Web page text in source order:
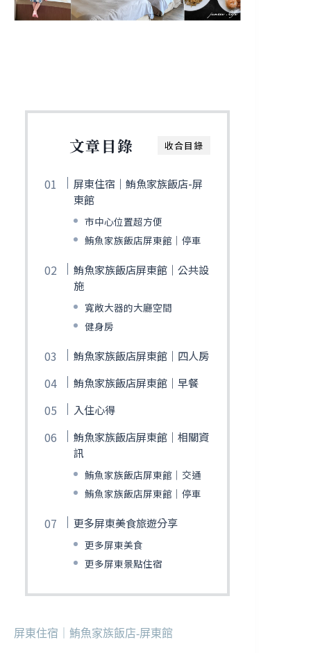
收合目錄
文章目錄
屏東住宿｜鮪魚家族飯店-屏
東館
市中心位置超方便
鮪魚家族飯店屏東館｜停車
鮪魚家族飯店屏東館｜公共設
施
寬敞大器的大廳空間
健身房
鮪魚家族飯店屏東館｜四人房
鮪魚家族飯店屏東館｜早餐
入住心得
鮪魚家族飯店屏東館｜相關資
訊
鮪魚家族飯店屏東館｜交通
鮪魚家族飯店屏東館｜停車
更多屏東美食旅遊分享
更多屏東美食
更多屏東景點住宿
屏東住宿｜鮪魚家族飯店-屏東館